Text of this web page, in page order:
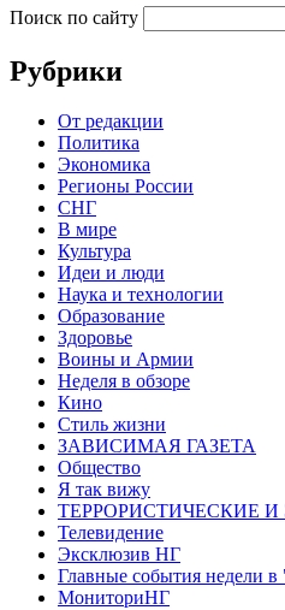
Поиск по сайту
Рубрики
От редакции
Политика
Экономика
Регионы России
СНГ
В мире
Культура
Идеи и люди
Наука и технологии
Образование
Здоровье
Воины и Армии
Неделя в обзоре
Кино
Стиль жизни
ЗАВИСИМАЯ ГАЗЕТА
Общество
Я так вижу
ТЕРРОРИСТИЧЕСКИЕ
Телевидение
Эксклюзив НГ
Главные события недели
МониториНГ